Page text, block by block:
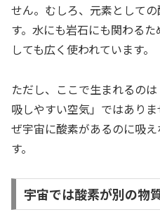
せん。むしろ、元素として
す。水にも岩石にも関わる
しても広く使われています。
ただし、ここで生まれるの
吸しやすい空気」ではあり
ぜ宇宙に酸素があるのに吸
す。
宇宙では酸素が別の物